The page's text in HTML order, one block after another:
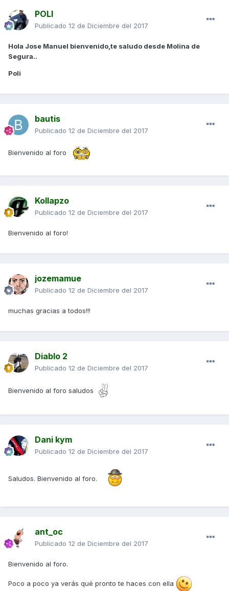
POLI
Publicado 12 de Diciembre del 2017
Hola Jose Manuel bienvenido,te saludo desde Molina de
Segura..
Poli
bautis
Publicado 12 de Diciembre del 2017
Bienvenido al foro
Kollapzo
Publicado 12 de Diciembre del 2017
Bienvenido al foro!
jozemamue
Publicado 12 de Diciembre del 2017
muchas gracias a todos!!!
Diablo 2
Publicado 12 de Diciembre del 2017
Bienvenido al foro saludos
Dani kym
Publicado 12 de Diciembre del 2017
Saludos. Bienvenido al foro.
ant_oc
Publicado 12 de Diciembre del 2017
Bienvenido al foro.
Poco a poco ya verás qué pronto te haces con ella